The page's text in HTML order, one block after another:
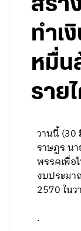
สร้า
ทำเ
หมื่น
ราย
วานนี้
ราษฏร น
พรรคเพื่อ
งบประม
2570 ในว
.